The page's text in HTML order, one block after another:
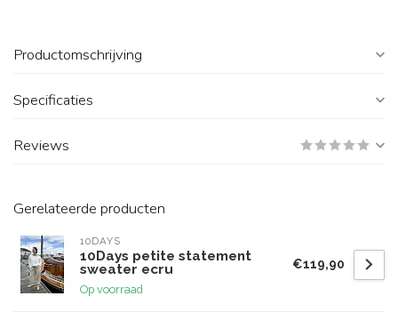
Productomschrijving
Specificaties
Reviews
Gerelateerde producten
10DAYS
10Days petite statement
sweater ecru
Op voorraad
€119,90